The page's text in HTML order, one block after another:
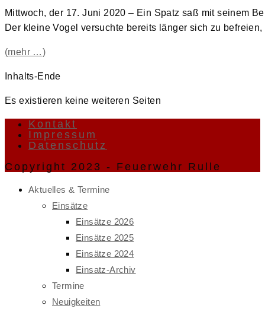
Mittwoch, der 17. Juni 2020 – Ein Spatz saß mit seinem
Der kleine Vogel versuchte bereits länger sich zu
(mehr …)
Inhalts-Ende
Es existieren keine weiteren Seiten
Kontakt
Impressum
Datenschutz
Copyright 2023 - Feuerwehr Rulle
Aktuelles & Termine
Einsätze
Einsätze 2026
Einsätze 2025
Einsätze 2024
Einsatz-Archiv
Termine
Neuigkeiten